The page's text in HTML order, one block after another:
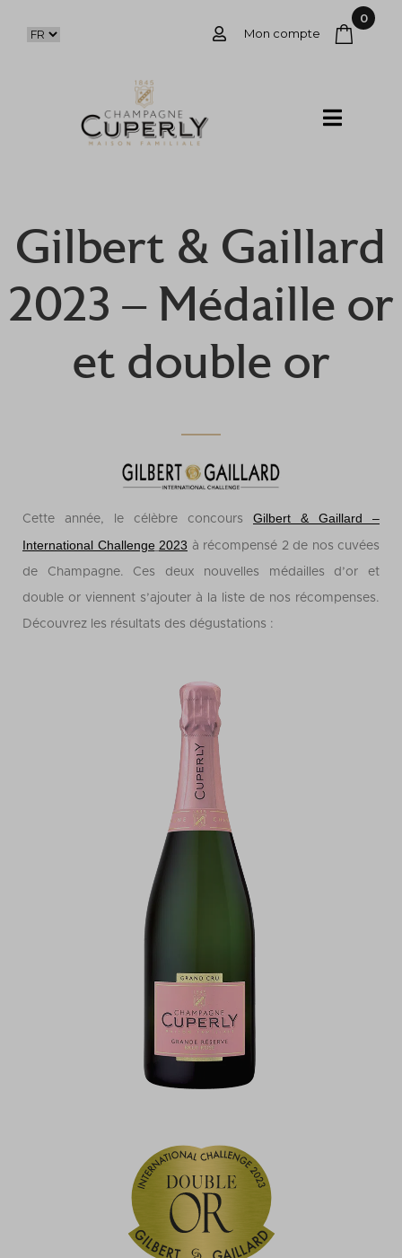
Mon compte
0
Gilbert & Gaillard
2023 – Médaille or
et double or
Cette année, le célèbre concours Gilbert & Gaillard –
International Challenge 2023 à récompensé 2 de nos cuvées
de Champagne. Ces deux nouvelles médailles d’or et
double or viennent s’ajouter à la liste de nos récompenses.
Découvrez les résultats des dégustations :